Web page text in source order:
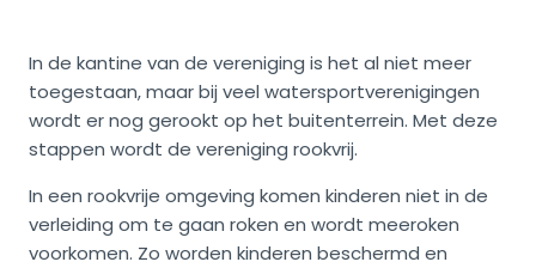
In de kantine van de vereniging is het al niet meer
toegestaan, maar bij veel watersportverenigingen
wordt er nog gerookt op het buitenterrein. Met deze
stappen wordt de vereniging rookvrij.
In een rookvrije omgeving komen kinderen niet in de
verleiding om te gaan roken en wordt meeroken
voorkomen. Zo worden kinderen beschermd en